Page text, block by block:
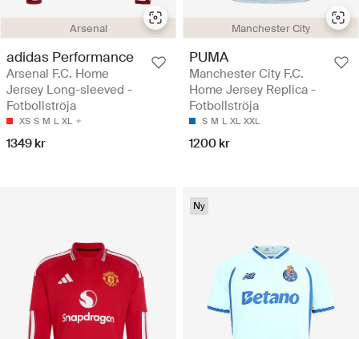
Arsenal
adidas Performance
Arsenal F.C. Home
Jersey Long-sleeved -
Fotbollströja
XS S M L XL
1349 kr
Manchester City
PUMA
Manchester City F.C.
Home Jersey Replica -
Fotbollströja
S M L XL XXL
1200 kr
Ny